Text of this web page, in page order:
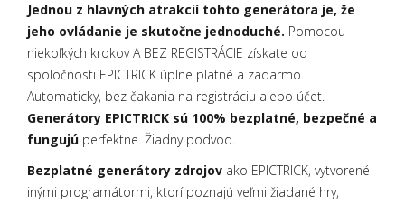
Jednou z hlavných atrakcií tohto generátora je, že
jeho ovládanie je skutočne jednoduché. Pomocou
niekoľkých krokov A BEZ REGISTRÁCIE získate od
spoločnosti EPICTRICK úplne platné a zadarmo.
Automaticky, bez čakania na registráciu alebo účet.
Generátory EPICTRICK sú 100% bezplatné, bezpečné a
fungujú perfektne. Žiadny podvod.
Bezplatné generátory zdrojov ako EPICTRICK, vytvorené
inými programátormi, ktorí poznajú veľmi žiadané hry,